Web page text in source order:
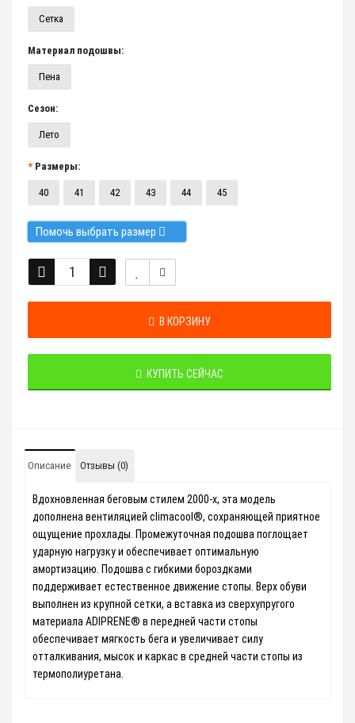
Сетка
Материал подошвы:
Пена
Сезон:
Лето
Размеры:
40 41 42 43 44 45
Помочь выбрать размер
В КОРЗИНУ
КУПИТЬ СЕЙЧАС
Описание Отзывы (0)
Вдохновленная беговым стилем 2000-х, эта модель
дополнена вентиляцией climacool®, сохраняющей приятное
ощущение прохлады. Промежуточная подошва поглощает
ударную нагрузку и обеспечивает оптимальную
амортизацию. Подошва с гибкими бороздками
поддерживает естественное движение стопы. Верх обуви
выполнен из крупной сетки, а вставка из сверхупругого
материала ADIPRENE® в передней части стопы
обеспечивает мягкость бега и увеличивает силу
отталкивания, мысок и каркас в средней части стопы из
термополиуретана.